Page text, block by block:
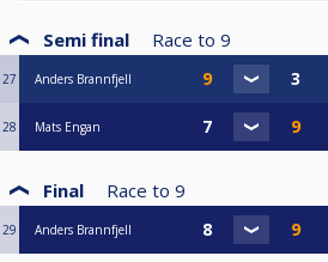
Semi final Race to 9
27 Anders Brannfjell
28 Mats Engan
Final Race to 9
29 Anders Brannfjell